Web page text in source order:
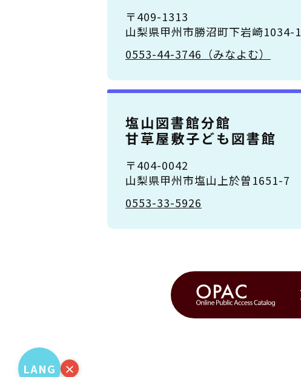
〒409-1313
山梨県甲州市勝沼町下岩崎1034-1
0553-44-3746（みなよむ）
塩山図書館分館
甘草屋敷子ども図書館
〒404-0042
山梨県甲州市塩山上於曽1651-7
0553-33-5926
LANG ×